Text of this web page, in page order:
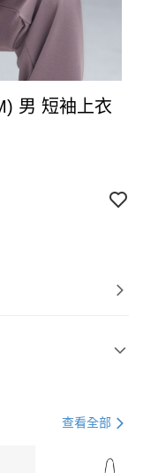
男 短袖上衣
查看全部